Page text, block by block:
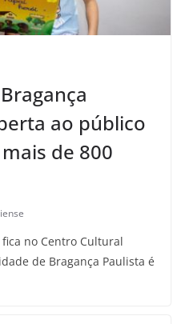
ao público
de 800
no Centro Cultural
de Bragança Paulista é